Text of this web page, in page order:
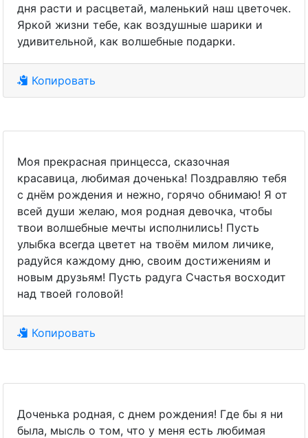
дня расти и расцветай, маленький наш цветочек.
Яркой жизни тебе, как воздушные шарики и
удивительной, как волшебные подарки.
Копировать
Моя прекрасная принцесса, сказочная
красавица, любимая доченька! Поздравляю тебя
с днём рождения и нежно, горячо обнимаю! Я от
всей души желаю, моя родная девочка, чтобы
твои волшебные мечты исполнились! Пусть
улыбка всегда цветет на твоём милом личике,
радуйся каждому дню, своим достижениям и
новым друзьям! Пусть радуга Счастья восходит
над твоей головой!
Копировать
Доченька родная, с днем рождения! Где бы я ни
была, мысль о том, что у меня есть любимая